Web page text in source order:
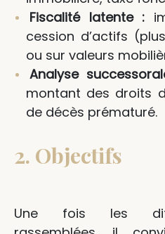
Fiscalité latente :
cession d’actifs
ou sur valeurs
Analyse
montant des droits
de décès prématuré.
2. Objectifs
Une fois les